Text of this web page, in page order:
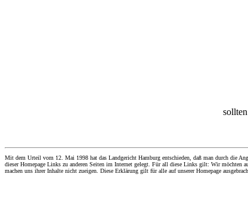
Mit dem Urteil vom 12. Mai 1998 hat das Landgericht Hamburg entschieden, daß man durch die
dieser Homepage Links zu anderen Seiten im Internet gelegt. Für all diese Links gilt: Wir möchten
machen uns ihrer Inhalte nicht zueigen. Diese Erklärung gilt für alle auf unserer Homepage